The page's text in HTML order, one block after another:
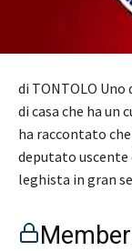
di TONTOLO
di casa che ha un
ha raccontato
deputato uscente
leghista in gran